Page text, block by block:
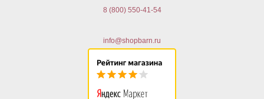
8 (800) 550-41-54
info@shopbarn.ru